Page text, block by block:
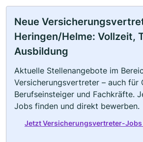
Neue
Heringen/Helme: Vollzeit,
Ausbildung
Aktuelle Stellenangebote im
Versicherungsvertreter – auch für
Berufseinsteiger und Fachkräfte.
Jobs finden und direkt bewerben.
Jetzt Versicherungsvertreter-Jobs